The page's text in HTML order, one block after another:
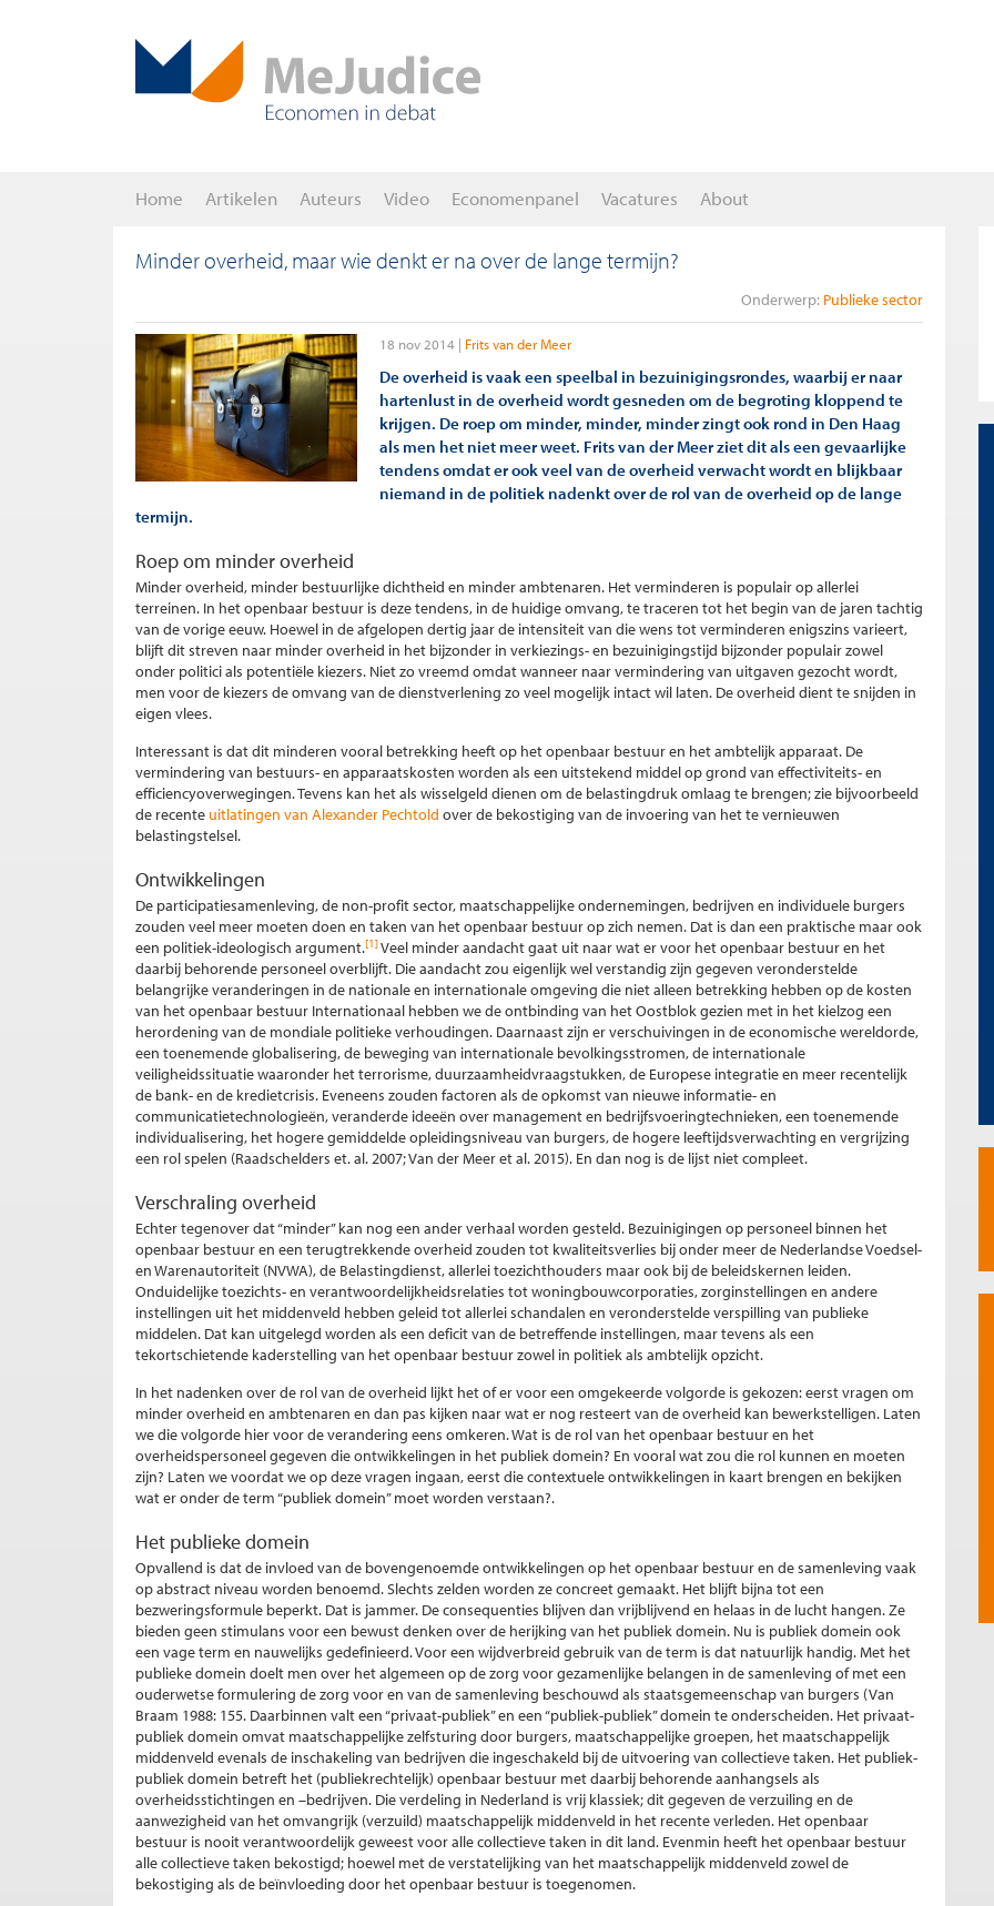
Home Artikelen Auteurs Video Economenpanel Vacatures About
Minder overheid, maar wie denkt er na over de lange termijn?
Onderwerp: Publieke sector
18 nov 2014 Frits van der Meer
De overheid is vaak een speelbal in bezuinigingsrondes, waarbij er naar
hartenlust in de overheid wordt gesneden om de begroting kloppend te
krijgen. De roep om minder, minder, minder zingt ook rond in Den Haag
als men het niet meer weet. Frits van der Meer ziet dit als een gevaarlijke
tendens omdat er ook veel van de overheid verwacht wordt en blijkbaar
niemand in de politiek nadenkt over de rol van de overheid op de lange
termijn.
Roep om minder overheid
Minder overheid, minder bestuurlijke dichtheid en minder ambtenaren. Het verminderen is populair op allerlei
terreinen. In het openbaar bestuur is deze tendens, in de huidige omvang, te traceren tot het begin van de jaren tachtig
van de vorige eeuw. Hoewel in de afgelopen dertig jaar de intensiteit van die wens tot verminderen enigszins varieert,
blijft dit streven naar minder overheid in het bijzonder in verkiezings- en bezuinigingstijd bijzonder populair zowel
onder politici als potentiële kiezers. Niet zo vreemd omdat wanneer naar vermindering van uitgaven gezocht wordt,
men voor de kiezers de omvang van de dienstverlening zo veel mogelijk intact wil laten. De overheid dient te snijden in
eigen vlees.
Interessant is dat dit minderen vooral betrekking heeft op het openbaar bestuur en het ambtelijk apparaat. De
vermindering van bestuurs- en apparaatskosten worden als een uitstekend middel op grond van effectiviteits- en
efficiencyoverwegingen. Tevens kan het als wisselgeld dienen om de belastingdruk omlaag te brengen; zie bijvoorbeeld
de recente uitlatingen van Alexander Pechtold over de bekostiging van de invoering van het te vernieuwen
belastingstelsel.
Ontwikkelingen
De participatiesamenleving, de non-profit sector, maatschappelijke ondernemingen, bedrijven en individuele burgers
zouden veel meer moeten doen en taken van het openbaar bestuur op zich nemen. Dat is dan een praktische maar ook
een politiek-ideologisch argument.[1]Veel minder aandacht gaat uit naar wat er voor het openbaar bestuur en het
daarbij behorende personeel overblijft. Die aandacht zou eigenlijk wel verstandig zijn gegeven veronderstelde
belangrijke veranderingen in de nationale en internationale omgeving die niet alleen betrekking hebben op de kosten
van het openbaar bestuur Internationaal hebben we de ontbinding van het Oostblok gezien met in het kielzog een
herordening van de mondiale politieke verhoudingen. Daarnaast zijn er verschuivingen in de economische wereldorde,
een toenemende globalisering, de beweging van internationale bevolkingsstromen, de internationale
veiligheidssituatie waaronder het terrorisme, duurzaamheidvraagstukken, de Europese integratie en meer recentelijk
de bank- en de kredietcrisis. Eveneens zouden factoren als de opkomst van nieuwe informatie- en
communicatietechnologieën, veranderde ideeën over management en bedrijfsvoeringtechnieken, een toenemende
individualisering, het hogere gemiddelde opleidingsniveau van burgers, de hogere leeftijdsverwachting en vergrijzing
een rol spelen (Raadschelders et. al. 2007; Van der Meer et al. 2015). En dan nog is de lijst niet compleet.
Verschraling overheid
Echter tegenover dat “minder” kan nog een ander verhaal worden gesteld. Bezuinigingen op personeel binnen het
openbaar bestuur en een terugtrekkende overheid zouden tot kwaliteitsverlies bij onder meer de Nederlandse Voedsel-
en Warenautoriteit (NVWA), de Belastingdienst, allerlei toezichthouders maar ook bij de beleidskernen leiden.
Onduidelijke toezichts- en verantwoordelijkheidsrelaties tot woningbouwcorporaties, zorginstellingen en andere
instellingen uit het middenveld hebben geleid tot allerlei schandalen en veronderstelde verspilling van publieke
middelen. Dat kan uitgelegd worden als een deficit van de betreffende instellingen, maar tevens als een
tekortschietende kaderstelling van het openbaar bestuur zowel in politiek als ambtelijk opzicht.
In het nadenken over de rol van de overheid lijkt het of er voor een omgekeerde volgorde is gekozen: eerst vragen om
minder overheid en ambtenaren en dan pas kijken naar wat er nog resteert van de overheid kan bewerkstelligen. Laten
we die volgorde hier voor de verandering eens omkeren. Wat is de rol van het openbaar bestuur en het
overheidspersoneel gegeven die ontwikkelingen in het publiek domein? En vooral wat zou die rol kunnen en moeten
zijn? Laten we voordat we op deze vragen ingaan, eerst die contextuele ontwikkelingen in kaart brengen en bekijken
wat er onder de term “publiek domein” moet worden verstaan?.
Het publieke domein
Opvallend is dat de invloed van de bovengenoemde ontwikkelingen op het openbaar bestuur en de samenleving vaak
op abstract niveau worden benoemd. Slechts zelden worden ze concreet gemaakt. Het blijft bijna tot een
bezweringsformule beperkt. Dat is jammer. De consequenties blijven dan vrijblijvend en helaas in de lucht hangen. Ze
bieden geen stimulans voor een bewust denken over de herijking van het publiek domein. Nu is publiek domein ook
een vage term en nauwelijks gedefinieerd. Voor een wijdverbreid gebruik van de term is dat natuurlijk handig. Met het
publieke domein doelt men over het algemeen op de zorg voor gezamenlijke belangen in de samenleving of met een
ouderwetse formulering de zorg voor en van de samenleving beschouwd als staatsgemeenschap van burgers (Van
Braam 1988: 155. Daarbinnen valt een “privaat-publiek” en een “publiek-publiek” domein te onderscheiden. Het privaat-
publiek domein omvat maatschappelijke zelfsturing door burgers, maatschappelijke groepen, het maatschappelijk
middenveld evenals de inschakeling van bedrijven die ingeschakeld bij de uitvoering van collectieve taken. Het publiek-
publiek domein betreft het (publiekrechtelijk) openbaar bestuur met daarbij behorende aanhangsels als
overheidsstichtingen en –bedrijven. Die verdeling in Nederland is vrij klassiek; dit gegeven de verzuiling en de
aanwezigheid van het omvangrijk (verzuild) maatschappelijk middenveld in het recente verleden. Het openbaar
bestuur is nooit verantwoordelijk geweest voor alle collectieve taken in dit land. Evenmin heeft het openbaar bestuur
alle collectieve taken bekostigd; hoewel met de verstatelijking van het maatschappelijk middenveld zowel de
bekostiging als de beïnvloeding door het openbaar bestuur is toegenomen.